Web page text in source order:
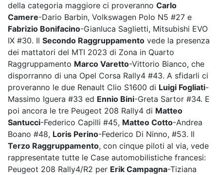
della categoria maggiore ci proveranno Carlo
Camere-Dario Barbin, Volkswagen Polo N5 #27 e
Fabrizio Bonifacino-Gianluca Saglietti, Mitsubishi EVO
IX #30. Il Secondo Raggruppamento vede la presenza
dei mattatori del MTI 2023 di Zona in Quarto
Raggruppamento Marco Varetto-Vittorio Bianco, che
disporranno di una Opel Corsa Rally4 #43. A sfidarli ci
proveranno le due Renault Clio S1600 di Luigi Fogliati-
Massimo Iguera #33 ed Ennio Bini-Greta Sartor #34. E
poi ancora le tre Peugeot 208 Rally4 di Matteo
Santucci-Federico Capilli #45, Matteo Cotto-Andrea
Boano #48, Loris Perino-Federico Di Ninno, #53. Il
Terzo Raggruppamento, con cinque piloti al via, vede
rappresentate tutte le Case automobilistiche francesi:
Peugeot 208 Rally4/R2 per Erik Campagna-Tiziana